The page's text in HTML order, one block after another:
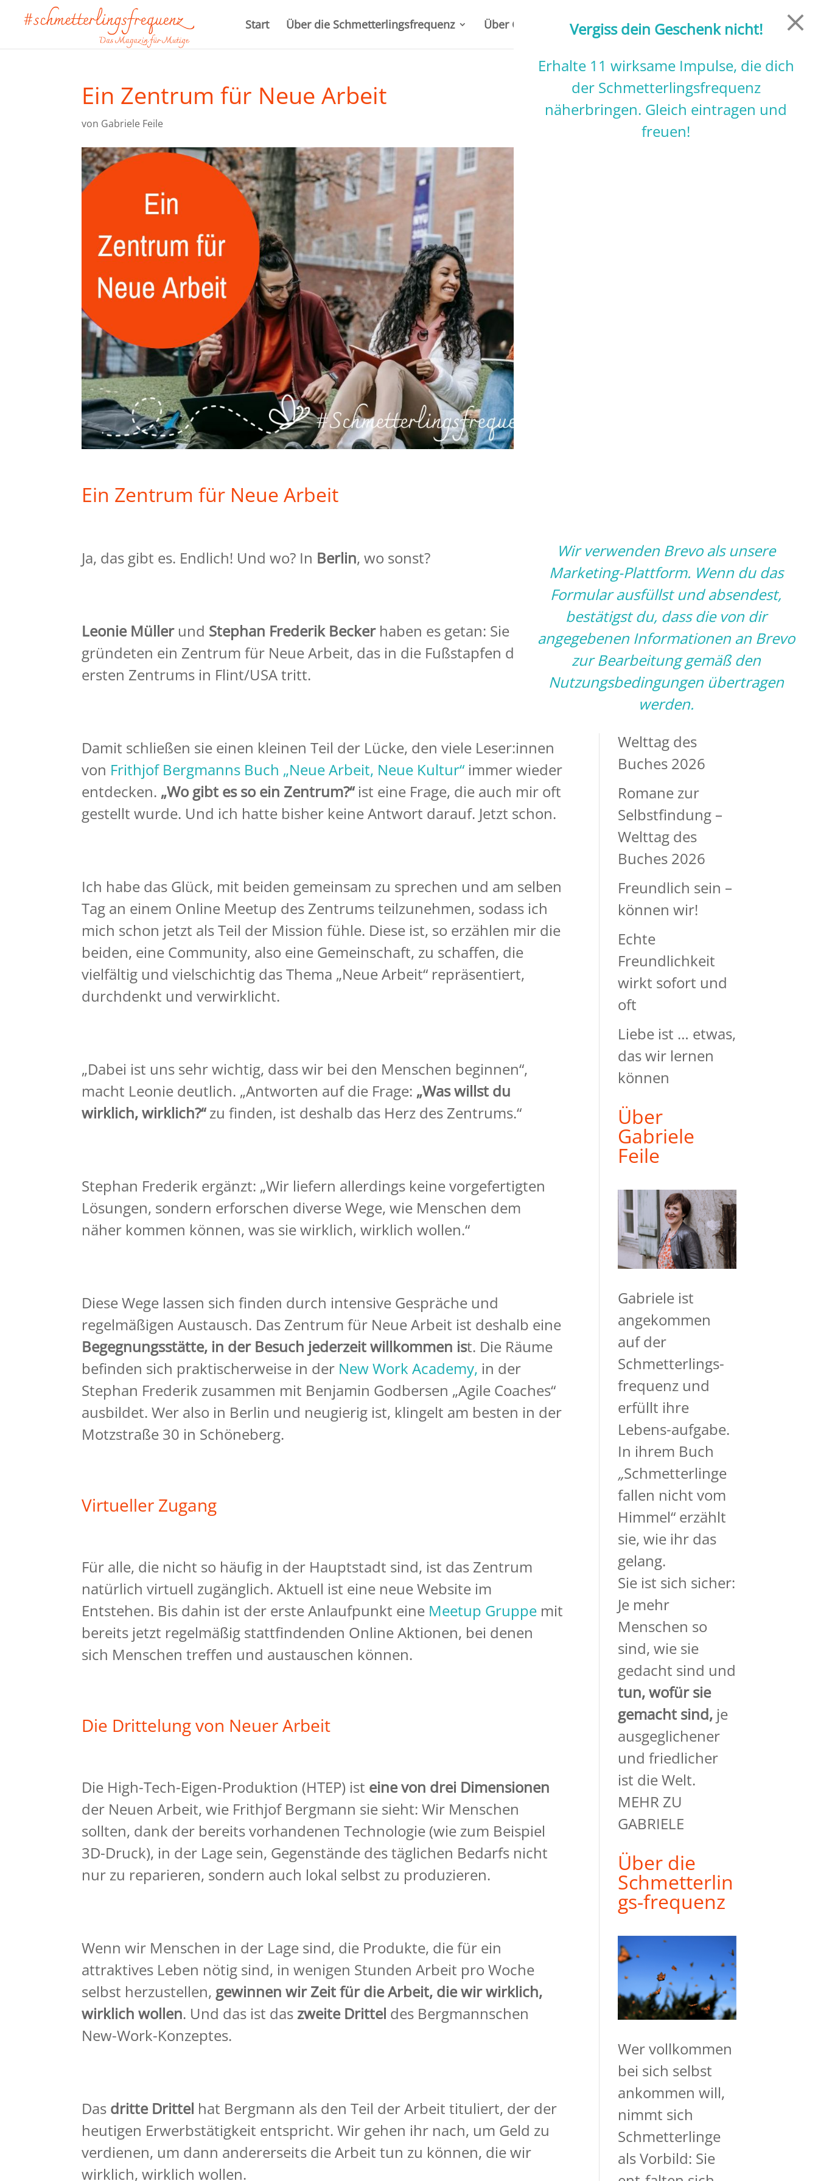
Start Über die Schmetterlingsfrequenz Über Gabriele Feile Magazin Angebote für dich
Ein Zentrum für Neue Arbeit
von Gabriele Feile
Ein Zentrum für Neue Arbeit
Ja, das gibt es. Endlich! Und wo? In Berlin, wo sonst?
Leonie Müller und Stephan Frederik Beckerhaben es getan: Sie
gründeten ein Zentrum für Neue Arbeit, das in die Fußstapfen des
ersten Zentrums in Flint/USA tritt.
Damit schließen sie einen kleinen Teil der Lücke, den viele Leser:innen
von Frithjof Bergmanns Buch „Neue Arbeit, Neue Kultur“ immer wieder
entdecken. „Wo gibt es so ein Zentrum?“ist eine Frage, die auch mir oft
gestellt wurde. Und ich hatte bisher keine Antwort darauf. Jetzt schon.
Ich habe das Glück, mit beiden gemeinsam zu sprechen und am selben
Tag an einem Online Meetup des Zentrums teilzunehmen, sodass ich
mich schon jetzt als Teil der Mission fühle. Diese ist, so erzählen mir die
beiden, eine Community, also eine Gemeinschaft, zu schaffen, die
vielfältig und vielschichtig das Thema „Neue Arbeit“ repräsentiert,
durchdenkt und verwirklicht.
„Dabei ist uns sehr wichtig, dass wir bei den Menschen beginnen“,
macht Leonie deutlich. „Antworten auf die Frage: „Was willst du
wirklich, wirklich?“zu finden, ist deshalb das Herz des Zentrums.“
Stephan Frederik ergänzt: „Wir liefern allerdings keine vorgefertigten
Lösungen, sondern erforschen diverse Wege, wie Menschen dem
näher kommen können, was sie wirklich, wirklich wollen.“
Diese Wege lassen sich finden durch intensive Gespräche und
regelmäßigen Austausch. Das Zentrum für Neue Arbeit ist deshalb eine
Begegnungsstätte, in der Besuch jederzeit willkommen ist. Die Räume
befinden sich praktischerweise in der New Work Academy, in der
Stephan Frederik zusammen mit Benjamin Godbersen „Agile Coaches“
ausbildet. Wer also in Berlin und neugierig ist, klingelt am besten in der
Motzstraße 30 in Schöneberg.
Virtueller Zugang
Für alle, die nicht so häufig in der Hauptstadt sind, ist das Zentrum
natürlich virtuell zugänglich. Aktuell ist eine neue Website im
Entstehen. Bis dahin ist der erste Anlaufpunkt eine Meetup Gruppe mit
bereits jetzt regelmäßig stattfindenden Online Aktionen, bei denen
sich Menschen treffen und austauschen können.
Die Drittelung von Neuer Arbeit
Die High-Tech-Eigen-Produktion (HTEP) ist eine von drei Dimensionen
der Neuen Arbeit, wie Frithjof Bergmann sie sieht: Wir Menschen
sollten, dank der bereits vorhandenen Technologie (wie zum Beispiel
3D-Druck), in der Lage sein, Gegenstände des täglichen Bedarfs nicht
nur zu reparieren, sondern auch lokal selbst zu produzieren.
Wenn wir Menschen in der Lage sind, die Produkte, die für ein
attraktives Leben nötig sind, in wenigen Stunden Arbeit pro Woche
selbst herzustellen, gewinnen wir Zeit für die Arbeit, die wir wirklich,
wirklich wollen. Und das ist das zweite Drittel des Bergmannschen
New-Work-Konzeptes.
Das dritte Drittel hat Bergmann als den Teil der Arbeit tituliert, der der
heutigen Erwerbstätigkeit entspricht. Wir gehen ihr nach, um Geld zu
verdienen, um dann andererseits die Arbeit tun zu können, die wir
wirklich, wirklich wollen.
Alleinsein – wie
und warum es
dir Kraft gibt
Bauchgefühl
oder Ratio – was
ist zuverlässiger?
Bücher zur
Welttag des
Buches 2026
Romane zur
Selbstfindung –
Welttag des
Buches 2026
Freundlich sein –
können wir!
Echte
Freundlichkeit
wirkt sofort und
oft
Liebe ist … etwas,
das wir lernen
können
Über
Gabriele
Feile
Gabriele ist
angekommen
auf der
Schmetterlings-
frequenz und
erfüllt ihre
Lebens-aufgabe.
In ihrem Buch
„Schmetterlinge
fallen nicht vom
Himmel“ erzählt
sie, wie ihr das
gelang.
Sie ist sich sicher:
Je mehr
Menschen so
sind, wie sie
gedacht sind und
tun, wofür sie
gemacht sind, je
ausgeglichener
und friedlicher
ist die Welt.
MEHR ZU
GABRIELE
Über die
Schmetterlin
gs-frequenz
Wer vollkommen
bei sich selbst
ankommen will,
nimmt sich
Schmetterlinge
als Vorbild: Sie
Vergiss dein Geschenk nicht!
Erhalte 11 wirksame Impulse, die dich
der Schmetterlingsfrequenz
näherbringen. Gleich eintragen und
freuen!
Wir verwenden Brevo als unsere
Marketing-Plattform. Wenn du das
Formular ausfüllst und absendest,
bestätigst du, dass die von dir
angegebenen Informationen an Brevo
zur Bearbeitung gemäß den
Nutzungsbedingungenübertragen
werden.